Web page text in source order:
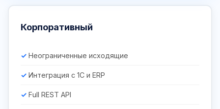
Корпоративный
Неограниченные исходящие
Интеграция с 1С и ERP
Full REST API